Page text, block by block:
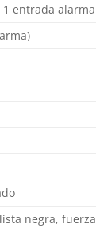
entrada alarma
negra, fuerza